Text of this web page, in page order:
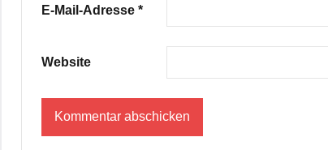
E-Mail-Adresse *
Website